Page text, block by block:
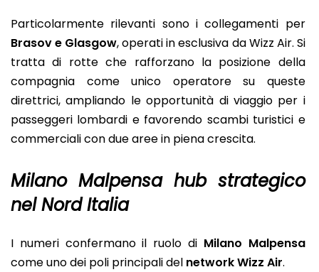
Particolarmente rilevanti sono i collegamenti per
Brasov e Glasgow, operati in esclusiva da Wizz Air. Si
tratta di rotte che rafforzano la posizione della
compagnia come unico operatore su queste
direttrici, ampliando le opportunità di viaggio per i
passeggeri lombardi e favorendo scambi turistici e
commerciali con due aree in piena crescita.
Milano Malpensa hub strategico
nel Nord Italia
I numeri confermano il ruolo di Milano Malpensa
come uno dei poli principali del network Wizz Air.